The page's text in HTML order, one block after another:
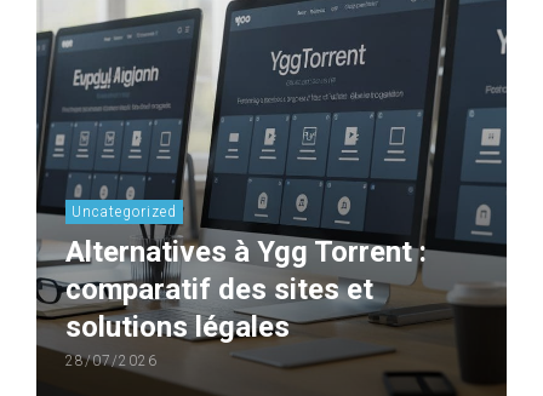
Uncategorized
Alternatives à Ygg Torrent :
comparatif des sites et
solutions légales
28/07/2026